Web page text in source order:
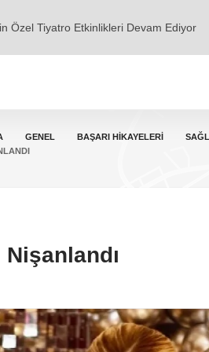
Serserisi" adlı şarkısı dijital
“Çamurdan Sanata” Eğitimi Yeniden
Dev'e Taşındı
GENEL BAŞARI HIKAYELERI